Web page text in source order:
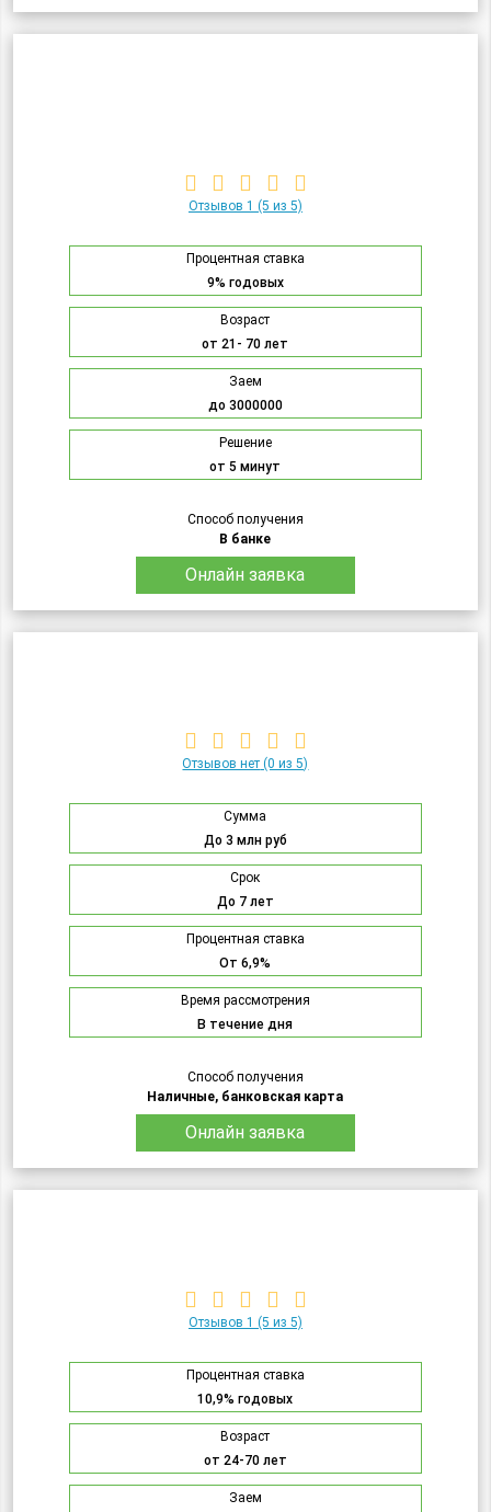
Отзывов 1 (5 из 5)
Процентная ставка
9% годовых
Возраст
от 21- 70 лет
Заем
до 3000000
Решение
от 5 минут
Способ получения
В банке
Онлайн заявка
Отзывов нет (0 из 5)
Сумма
До 3 млн руб
Срок
До 7 лет
Процентная ставка
От 6,9%
Время рассмотрения
В течение дня
Способ получения
Наличные, банковская карта
Онлайн заявка
Отзывов 1 (5 из 5)
Процентная ставка
10,9% годовых
Возраст
от 24-70 лет
Заем